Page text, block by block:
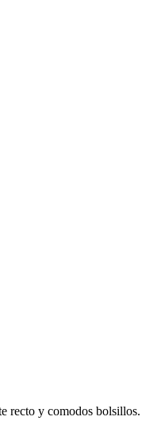
recto y comodos bolsillos.